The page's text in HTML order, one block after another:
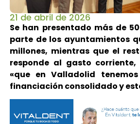
21 de abril de 2026
Se han presentado más de
parte de los ayuntamientos
millones, mientras que el
responde al gasto corriente,
«que en Valladolid
financiación consolidado y